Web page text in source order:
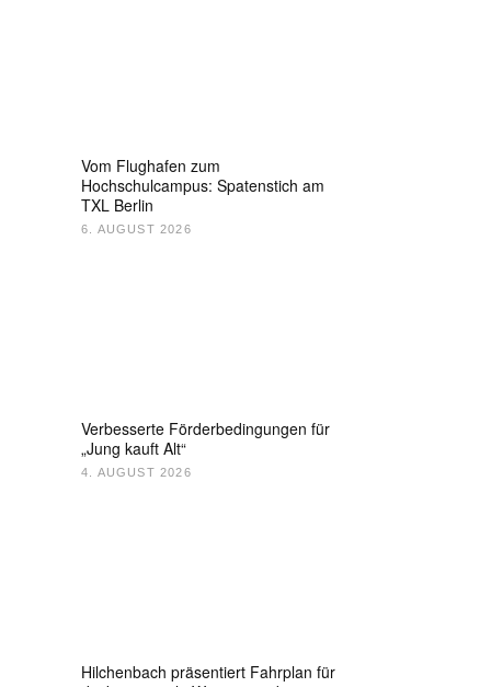
Vom Flughafen zum
Hochschulcampus: Spatenstich am
TXL Berlin
6. AUGUST 2026
Verbesserte Förderbedingungen für
„Jung kauft Alt“
4. AUGUST 2026
Hilchenbach präsentiert Fahrplan für